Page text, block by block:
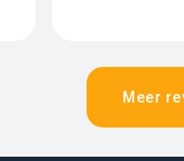
Meer